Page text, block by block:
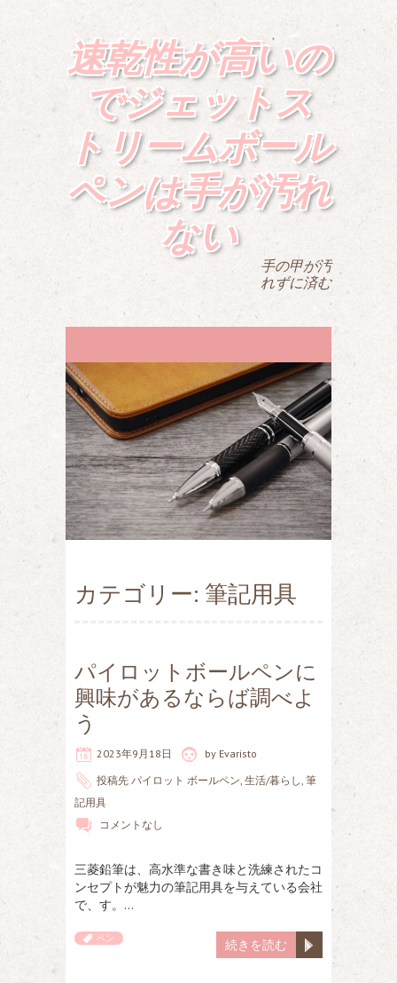
速乾性が高いの
でジェットス
トリームボール
ペンは手が汚れ
ない
手の甲が汚
れずに済む
カテゴリー: 筆記用具
パイロットボールペンに
興味があるならば調べよ
う
2023年9月18日 by Evaristo
投稿先 パイロット ボールペン 生活/暮らし 筆
記用具
コメントなし
三菱鉛筆は、高水準な書き味と洗練されたコ
ンセプトが魅力の筆記用具を与えている会社
で、す。…
続きを読む
ペン